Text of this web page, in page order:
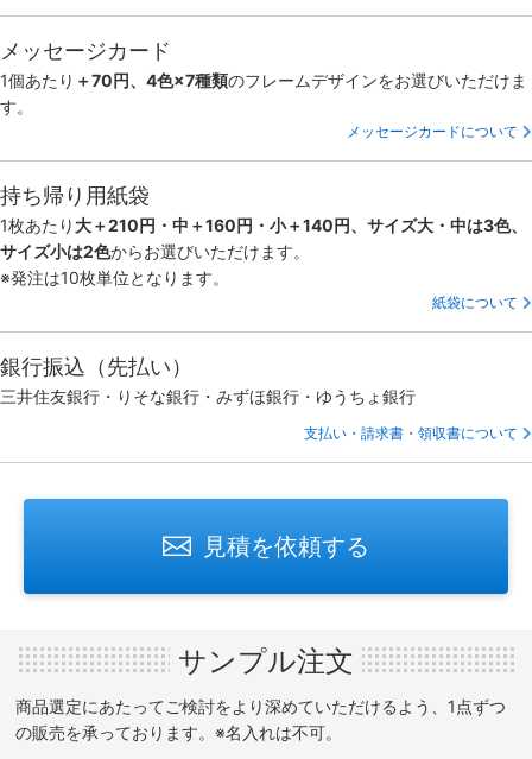
メッセージカード
1個あたり ＋70円、4色×7種類のフレームデザインをお選びいただけま
す。
メッセージカードについて
持ち帰り用紙袋
1枚あたり 大＋210円・中＋160円・小＋140円、サイズ大・中は3色、
サイズ小は2色からお選びいただけます。
※発注は10枚単位となります。
紙袋について
銀行振込（先払い）
三井住友銀行・りそな銀行・みずほ銀行・ゆうちょ銀行
支払い・請求書・領収書について
見積を依頼する
サンプル注文
商品選定にあたってご検討をより深めていただけるよう、1点ずつ
の販売を承っております。※名入れは不可。